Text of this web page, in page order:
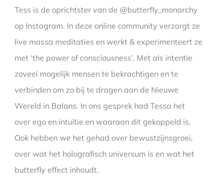
Tess is de oprichtster van de @butterfly_monarchy
op Instagram. In deze online community verzorgt ze
live massa meditaties en werkt & experimenteert ze
met ‘the power of consciousness’. Met als intentie
zoveel mogelijk mensen te bekrachtigen en te
verbinden om zo bij te dragen aan de Nieuwe
Wereld in Balans. In ons gesprek had Tessa het
over ego en intuïtie en waaraan dit gekoppeld is.
Ook hebben we het gehad over bewustzijnsgroei,
over wat het holografisch universum is en wat het
butterfly effect inhoudt.